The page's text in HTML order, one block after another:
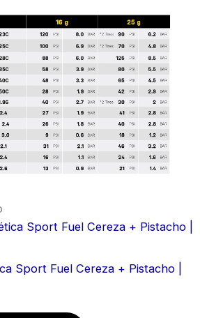
Sport Fuel Cereza + Pistacho |